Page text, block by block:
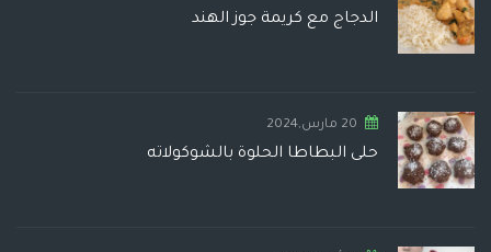
الدجاج مع كريمة جوز الهند
20 مارس,2024
حلى البطاطا الحلوة بالشوكولاته